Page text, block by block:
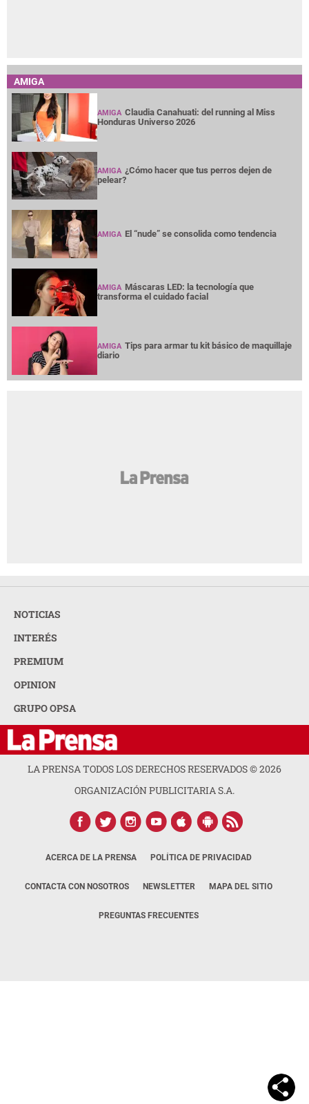
AMIGA
AMIGA Claudia Canahuati: del running al Miss
Honduras Universo 2026
AMIGA ¿Cómo hacer que tus perros dejen de
pelear?
AMIGA El “nude” se consolida como tendencia
AMIGA Máscaras LED: la tecnología que
transforma el cuidado facial
AMIGA Tips para armar tu kit básico de maquillaje
diario
NOTICIAS
INTERÉS
PREMIUM
OPINION
GRUPO OPSA
LA PRENSA TODOS LOS DERECHOS RESERVADOS ©2026
ORGANIZACIÓN PUBLICITARIA S.A.
ACERCA DE LA PRENSA POLÍTICA DE PRIVACIDAD
CONTACTA CON NOSOTROS NEWSLETTER MAPA DEL SITIO
PREGUNTAS FRECUENTES